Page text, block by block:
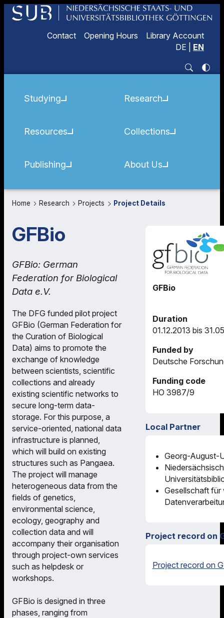
Contact Opening Hours
Library Account
DE
EN
Studying
Resources
Publishing
Research
Collections
About Us
Home Research Projects Project Details
GFBio
GFBio: German
Federation for Biological
Data e.V.
The DFG funded pilot project
GFBio (German Federation for
the Curation of Biological
Data) aims to promote the
exchange of knowledge
between scientists, scientific
collections and already
existing scientific networks to
secure long-term data-
storage. For this purpose, a
service-oriented, national data
infrastructure is planned,
which will build on existing
structures such as Pangaea.
The project will manage
heterogeneous data from the
fields of genetics,
environmental science,
ecology, geography and
collection data and will
accompany their organisation
through project-own services
such as helpdesk or
workshops.
GFBio is designed in three
phases, ranging from
GFBio
Duration
01.12.2013 bis
Funded by
Deutsche
Funding code
HO 3987/9
Local Partner
Georg-August-
Gesellschaft
Project record on
Project record on